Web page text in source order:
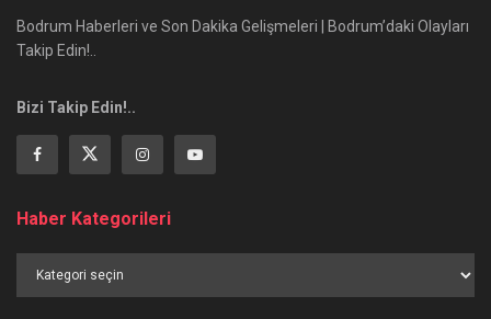
Bodrum Haberleri ve Son Dakika Gelişmeleri | Bodrum’daki Olayları
Takip Edin!..
Bizi Takip Edin!..
Haber Kategorileri
Kategorileri